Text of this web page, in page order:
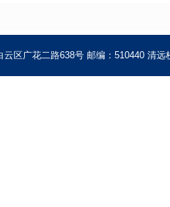
云区广花二路638号 邮编：510440 清